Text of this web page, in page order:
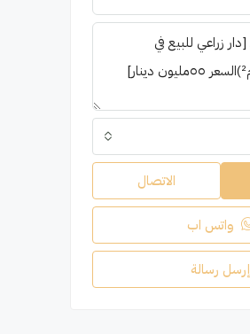
الاتصال
واتس اب
إرسل رسالة